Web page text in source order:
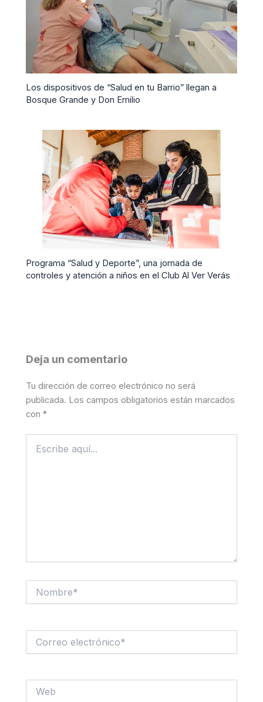
Los dispositivos de “Salud en tu Barrio” llegan a
Bosque Grande y Don Emilio
Programa “Salud y Deporte”, una jornada de
controles y atención a niños en el Club Al Ver Verás
Deja un comentario
Tu dirección de correo electrónico no será
publicada. Los campos obligatorios están marcados
con*
aquí...
electrónico*